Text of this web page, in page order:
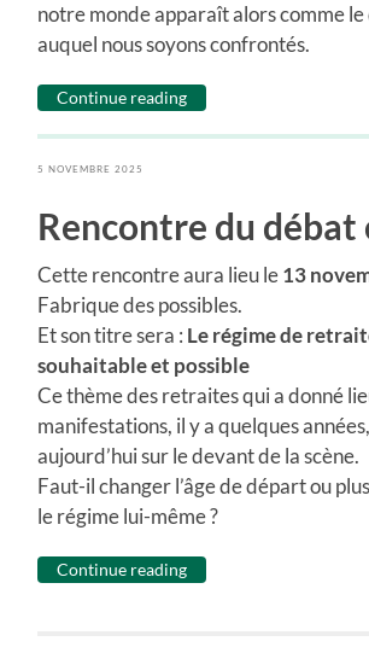
notre monde apparaît alors comme
auquel nous soyons confrontés.
Continue reading
5 NOVEMBRE 2025
Rencontre du débat
Cette rencontre aura lieu le13
Fabrique des possibles.
Et son titre sera : Le régime de
souhaitable et possible
Ce thème des retraites qui a donné
manifestations, il y a quelques
aujourd’hui sur le devant de la scène.
Faut-il changer l’âge de départ ou
le régime lui-même ?
Continue reading